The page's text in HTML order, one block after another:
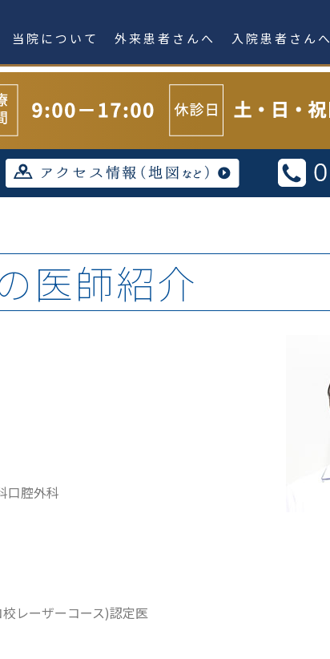
当院について 外来患者さんへ 入院患者さんへ
医師紹介
口腔外科
レーザーコース)認定医